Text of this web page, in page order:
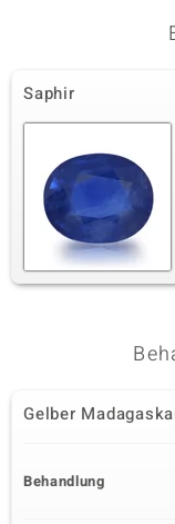
Saphir
Gelber
Behandlung